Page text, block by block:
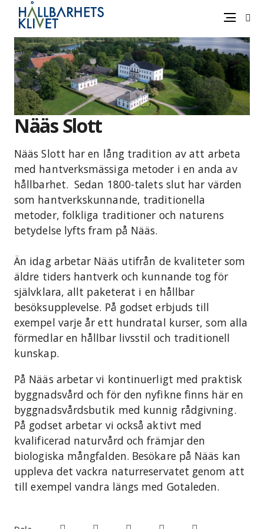
vidare
innehåll
Sök
Nääs Slott
Nääs Slott har en lång tradition av att arbeta
med hantverksmässiga metoder i en anda av
hållbarhet. Sedan 1800-talets slut har värden
som hantverkskunnande, traditionella
metoder, folkliga traditioner och naturens
betydelse lyfts fram på Nääs.
Än idag arbetar Nääs utifrån de kvaliteter som
äldre tiders hantverk och kunnande tog för
självklara, allt paketerat i en hållbar
besöksupplevelse. På godset erbjuds till
exempel varje år ett hundratal kurser, som alla
förmedlar en hållbar livsstil och traditionell
kunskap.
På Nääs arbetar vi kontinuerligt med praktisk
byggnadsvård och för den nyfikne finns här en
byggnadsvårdsbutik med kunnig rådgivning.
På godset arbetar vi också aktivt med
kvalificerad naturvård och främjar den
biologiska mångfalden. Besökare på Nääs kan
uppleva det vackra naturreservatet genom att
till exempel vandra längs med Gotaleden.